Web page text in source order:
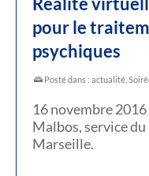
pour le
psychiques
Posté dans : actualité
16 novembre
Malbos, service
Marseille.